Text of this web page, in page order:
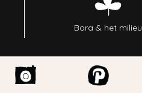
Bora & het milieu